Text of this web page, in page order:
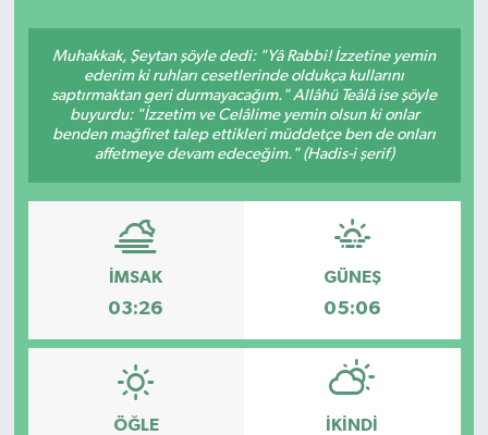
Muhakkak, Şeytan şöyle dedi: "Yâ Rabbi! İzzetine yemin
ederim ki ruhları cesetlerinde oldukça kullarını
saptırmaktan geri durmayacağım." Allâhü Teâlâ ise şöyle
buyurdu: "İzzetim ve Celâlime yemin olsun ki onlar
benden mağfiret talep ettikleri müddetçe ben de onları
affetmeye devam edeceğim." (Hadis-i şerif)
İMSAK
03:26
GÜNEŞ
05:06
ÖĞLE İKINDI